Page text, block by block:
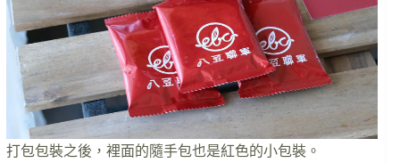
打包包裝之後，裡面的隨手包也是紅色的小包裝。